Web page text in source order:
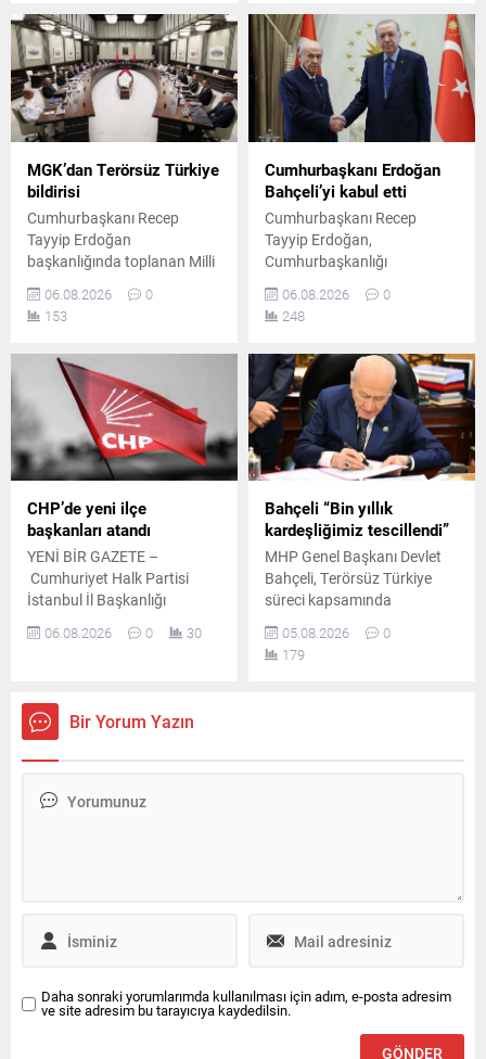
alındığı açıklandı.
gerilemeleri dikkat çekti.
MGK’dan Terörsüz Türkiye
bildirisi
Cumhurbaşkanı Recep
Tayyip Erdoğan
başkanlığında toplanan Milli
ardından yayımlanan
bildiride, "Terörsüz Türkiye"
hedeflerine yönelik
çalışmaların kararlılıkla
sürdürüleceği vurgulandı.
06.08.2026
0
153
Cumhurbaşkanı Erdoğan
Bahçeli’yi kabul etti
Cumhurbaşkanı Recep
Tayyip Erdoğan,
Cumhurbaşkanlığı
Başkanı Devlet Bahçeli ile bir
araya geldi. Yaklaşık 45
Güvenlik Kurulu toplantısı
öncesinde gerçekleştirildi.
06.08.2026
0
248
CHP’de yeni ilçe
başkanları atandı
YENİ BİR GAZETE –
Cumhuriyet Halk Partisi
İstanbul İl Başkanlığı
temmuz ayının 21. gününde
yaptığı duyuruyla çok sayıda
aykırı faaliyetler gerekçesiyle
görevden uzaklaştırmıştı.
ardından teşkilatlarda yeni
06.08.2026 0 30
Bahçeli “Bin yıllık
kardeşliğimiz tescillendi”
MHP Genel Başkanı Devlet
Bahçeli, Terörsüz Türkiye
süreci kapsamında
hazırlanan çerçeve yasa
teklifine ilişkin
değerlendirmelerde bulundu.
05.08.2026
0
179
Bir Yorum Yazın
Daha sonraki yorumlarımda kullanılması için adım, e-posta adresim
ve site adresim bu tarayıcıya kaydedilsin.